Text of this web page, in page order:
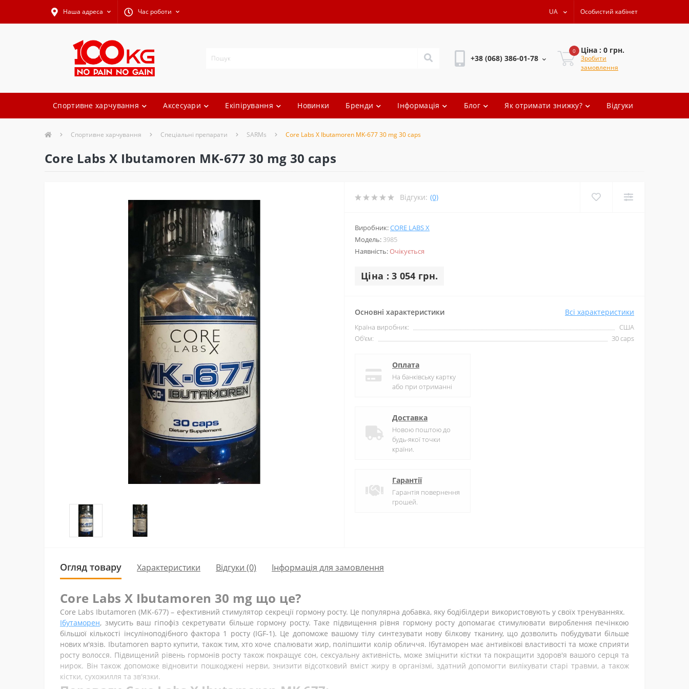
Наша адреса Час роботи UA Особистий кабінет
+38 (068) 386-01-78
0 Ціна : 0 грн.
Зробити
замовлення
Спортивне харчування Аксесуари Екіпірування Новинки Бренди Інформація Блог Як отримати знижку? Відгуки
Спортивне харчування Спеціальні препарати SARMs Core Labs X Ibutamoren MK-677 30 mg 30 caps
Core Labs X Ibutamoren MK-677 30 mg 30 caps
Відгуки: (0)
Виробник:CORE LABS X
Модель: 3985
Наявність:Очікується
Ціна : 3 054 грн.
Основні характеристики Всі характеристики
Країна виробник:
США
Об'єм:
30 caps
Оплата
На банківську картку
або при отриманні
Доставка
Новою поштою до
будь-якої точки
країни.
Гарантії
Гарантія повернення
грошей.
Огляд товару Характеристики Відгуки (0) Інформація для замовлення
Core Labs X Ibutamoren 30 mg що це?
Core Labs Ibutamoren (MK-677) – ефективний стимулятор секреції гормону росту. Це популярна добавка, яку бодібілдери використовують у своїх тренуваннях.
Ібутаморен, змусить ваш гіпофіз секретувати більше гормону росту. Таке підвищення рівня гормону росту допомагає стимулювати вироблення печінкою
більшої кількості інсуліноподібного фактора 1 росту (IGF-1). Це допоможе вашому тілу синтезувати нову білкову тканину, що дозволить побудувати більше
нових м'язів. Ibutamoren варто купити, також тим, хто хоче спалювати жир, поліпшити колір обличчя. Ібутаморен має антивікові властивості та може сприяти
росту волосся. Підвищений рівень гормонів росту також покращує сон, сексуальну активність, може зміцнити кістки та покращити здоров'я вашого серця та
нирок. Він також допоможе відновити пошкоджені нерви, знизити відсотковий вміст жиру в організмі, здатний допомогти вилікувати старі травми, а також
кістки, сухожилля та зв'язки.